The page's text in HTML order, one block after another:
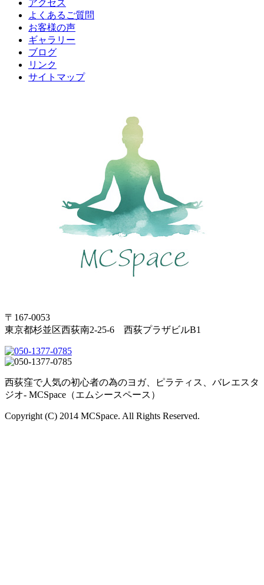
アクセス
よくあるご質問
お客様の声
ギャラリー
ブログ
リンク
サイトマップ
〒167-0053
東京都杉並区西荻南2-25-6 西荻プラザビルB1
西荻窪で人気の初心者の為のヨガ、ピラティス、バレエスタ
ジオ- MCSpace（エムシースペース）
Copyright (C) 2014 MCSpace. All Rights Reserved.